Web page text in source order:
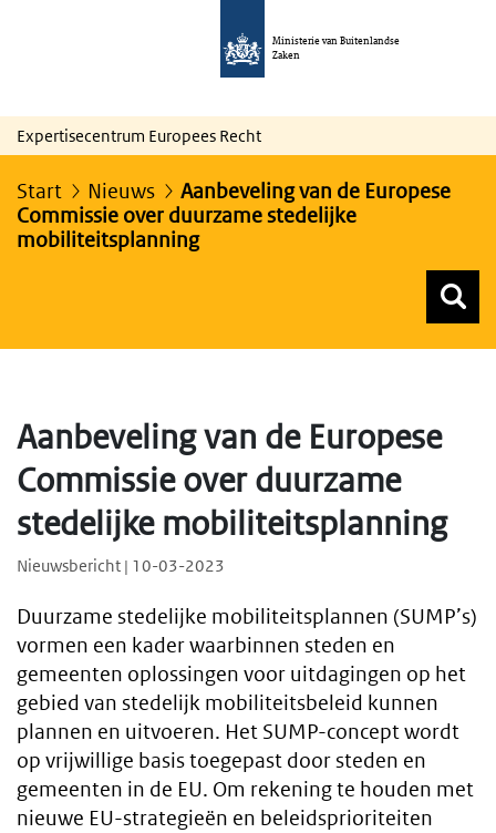
Ministerie van Buitenlandse
Zaken
Expertisecentrum Europees Recht
Start Nieuws
Aanbeveling van de Europese
Commissie over duurzame stedelijke
mobiliteitsplanning
Aanbeveling van de Europese
Commissie over duurzame
stedelijke mobiliteitsplanning
Nieuwsbericht | 10-03-2023
Duurzame stedelijke mobiliteitsplannen (SUMP’s)
vormen een kader waarbinnen steden en
gemeenten oplossingen voor uitdagingen op het
gebied van stedelijk mobiliteitsbeleid kunnen
plannen en uitvoeren. Het SUMP-concept wordt
op vrijwillige basis toegepast door steden en
gemeenten in de EU. Om rekening te houden met
nieuwe EU-strategieën en beleidsprioriteiten